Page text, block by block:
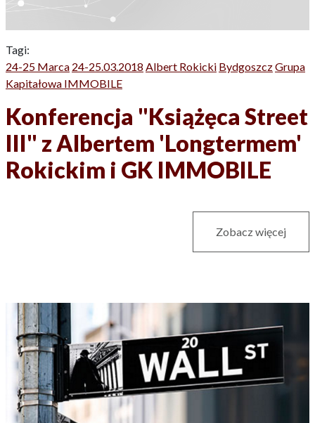
Tagi:
24-25 Marca 24-25.03.2018 Albert Rokicki BydgoszczGrupa
Kapitałowa IMMOBILE
Konferencja "Książęca Street
III" z Albertem 'Longtermem'
Rokickim i GK IMMOBILE
Zobacz więcej